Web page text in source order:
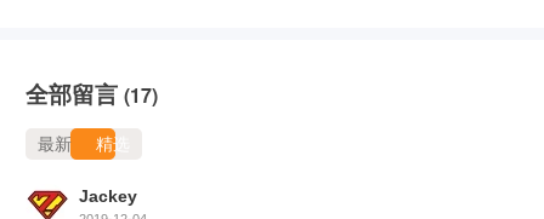
全部留言 (17)
最新 精选
Jackey